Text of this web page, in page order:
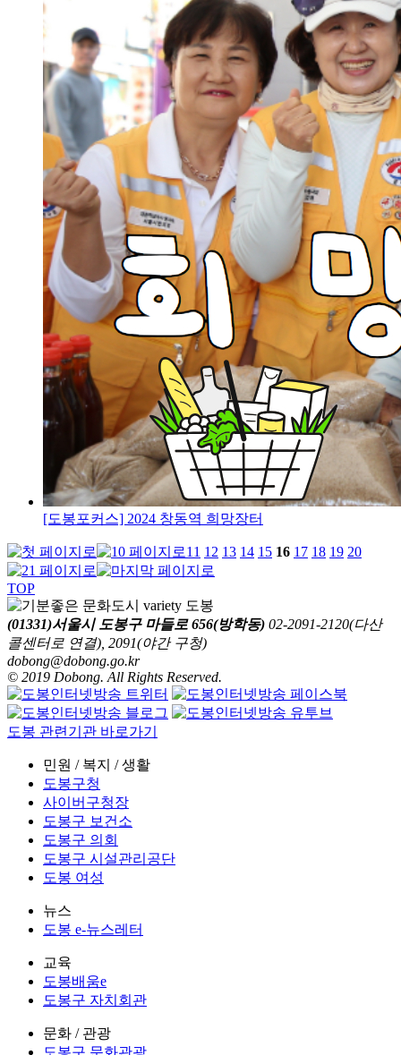
[도봉포커스] 2024 창동역 희망장터
11 12 13 14 15 16 17 18 19 20
TOP
(01331)서울시 도봉구 마들로 656(방학동) 02-2091-2120(다산
콜센터로 연결), 2091(야간 구청)
dobong@dobong.go.kr
© 2019 Dobong. All Rights Reserved.
도봉 관련기관 바로가기
민원 / 복지 / 생활
도봉구청
사이버구청장
도봉구 보건소
도봉구 의회
도봉구 시설관리공단
도봉 여성
뉴스
도봉 e-뉴스레터
교육
도봉배움e
도봉구 자치회관
문화 / 관광
도봉구 문화관광